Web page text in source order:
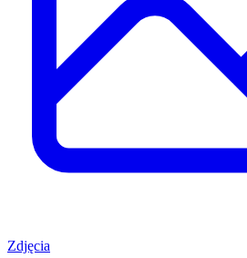
Zdjęcia